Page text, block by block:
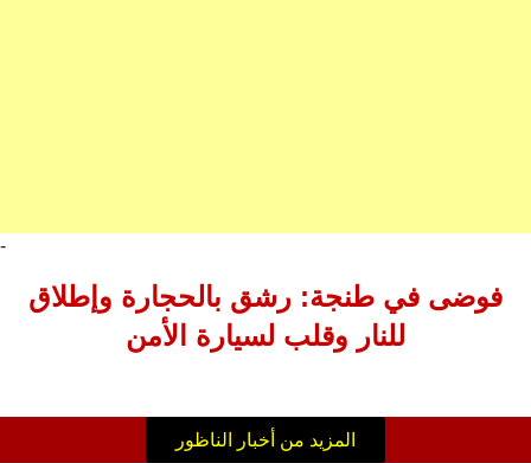
-
فوضى في طنجة: رشق بالحجارة وإطلاق
للنار وقلب لسيارة الأمن
المزيد من أخبار الناظور